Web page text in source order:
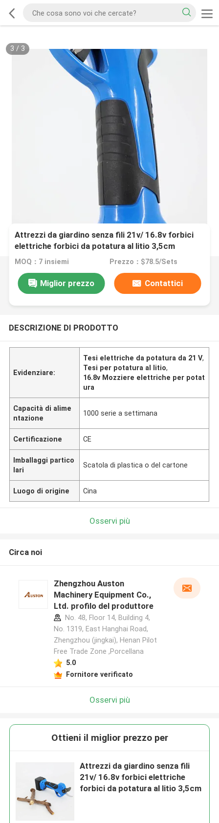
3 / 3
Attrezzi da giardino senza fili 21v/ 16.8v forbici
elettriche forbici da potatura al litio 3,5cm
MOQ：7 insiemi Prezzo：$78.5/Sets
Miglior prezzo Contattici
DESCRIZIONE DI PRODOTTO
Evidenziare:
Tesi elettriche da potatura da 21 V,
Tesi per potatura al litio,
16.8v Mozziere elettriche per potat
ura
Capacità di alime
ntazione
1000 serie a settimana
Certificazione CE
Imballaggi partico
lari
Scatola di plastica o del cartone
Luogo di origine Cina
Osservi più
Circa noi
Zhengzhou Auston
Machinery Equipment Co.,
Ltd. profilo del produttore
No. 48, Floor 14, Building 4,
No. 1319, East Hanghai Road,
Zhengzhou (jingkai), Henan Pilot
Free Trade Zone ,Porcellana
5.0
Fornitore verificato
Osservi più
Ottieni il miglior prezzo per
Attrezzi da giardino senza fili
21v/ 16.8v forbici elettriche
forbici da potatura al litio 3,5cm